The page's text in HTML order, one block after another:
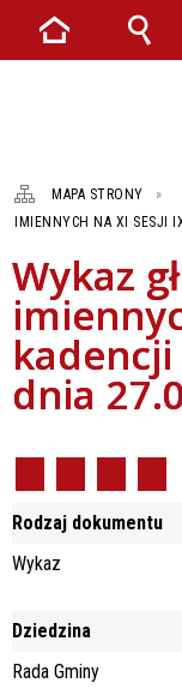
MAPA STRONY
IMIENNYCH NA XI SESJI
Wykaz
kadencji
dnia
Rodzaj dokumentu
Wykaz
Dziedzina
Rada Gminy
Strona